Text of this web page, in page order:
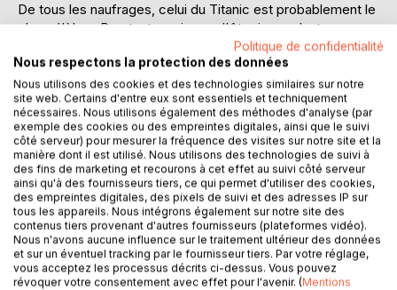
De tous les naufrages, celui du Titanic est probablement le
plus célèbre. Pourtant, au risque d'être iconoclaste, on
pourrait aussi dire qu'il est particulièrement mal connu.
Comme bien des événements devenus mythiques, il s'est
retrouvé entouré d'une masse de légendes et est souvent
compris de travers. Pire : les discours qui ont voulu y voir
une parabole de la revanche de la nature sur l'orgueil
humain ont profondément déformé ce que fut réellement
ce naufrage. Médiatisé à outrance avant même que ses
rescapés n'aient regagné le port, le naufrage du Titanic a
été recouvert de fausses nouvelles, d'exagérations et de
légendes, au milieu desquelles les faits authentiques
gardent pourtant eux aussi de quoi nous fasciner. Plus d'un
siècle plus tard, si la "presse jaune" a été remplacée par
les "shorts" sur les réseaux sociaux, légendes et théories
Politique de confidentialité
Nous respectons la protection des données
Nous utilisons des cookies et des technologies similaires sur notre
site web. Certains d'entre eux sont essentiels et techniquement
nécessaires. Nous utilisons également des méthodes d'analyse (par
exemple des cookies ou des empreintes digitales, ainsi que le suivi
côté serveur) pour mesurer la fréquence des visites sur notre site et la
manière dont il est utilisé. Nous utilisons des technologies de suivi à
des fins de marketing et recourons à cet effet au suivi côté serveur
ainsi qu'à des fournisseurs tiers, ce qui permet d'utiliser des cookies,
des empreintes digitales, des pixels de suivi et des adresses IP sur
tous les appareils. Nous intégrons également sur notre site des
contenus tiers provenant d'autres fournisseurs (plateformes vidéo).
Nous n'avons aucune influence sur le traitement ultérieur des données
et sur un éventuel tracking par le fournisseur tiers. Par votre réglage,
vous acceptez les processus décrits ci-dessus. Vous pouvez
révoquer votre consentement avec effet pour l'avenir. (Mentions